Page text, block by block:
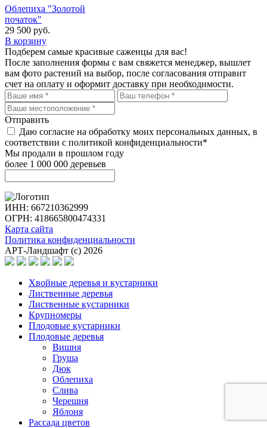
Облепиха "Золотой
початок"
29 500 руб.
В корзину
Подберем самые красивые саженцы для вас!
После заполнения формы с вам свяжется менеджер, вышлет
вам фото растений на выбор, после согласования отправит
счет на оплату и оформит доставку при необходимости.
Отправить
Даю согласие на обработку моих персональных данных, в
соответствии с политикой конфиденциальности*
Мы продали в прошлом году
более 1 000 000 деревьев
ИНН: 667210362999
ОГРН: 418665800474331
Карта сайта
Политика конфиденциальности
АРТ-Ландшафт (с) 2026
Хвойные деревья и кустарники
Лиственные деревья
Лиственные кустарники
Крупномеры
Плодовые кустарники
Плодовые деревья
Вишня
Груша
Дюк
Облепиха
Слива
Черешня
Яблоня
Рассада цветов